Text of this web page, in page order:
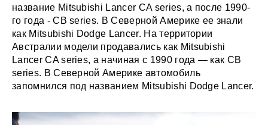
название Mitsubishi Lancer CA series, а после 1990-
го года - CB series. В Северной Америке ее знали
как Mitsubishi Dodge Lancer. На территории
Австралии модели продавались как Mitsubishi
Lancer CA series, а начиная с 1990 года — как CB
series. В Северной Америке автомобиль
запомнился под названием Mitsubishi Dodge Lancer.